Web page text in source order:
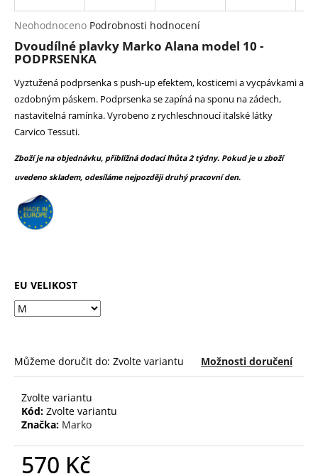
Průměrné
hodnocení
produktu
je
0,0
5
hvězdiček.
Neohodnoceno Podrobnosti hodnocení
Dvoudílné plavky Marko Alana model 10 -
PODPRSENKA
Vyztužená podprsenka s push-up efektem, kosticemi a vycpávkami a
ozdobným páskem. Podprsenka se zapíná na sponu na zádech,
nastavitelná ramínka. Vyrobeno z rychleschnoucí italské látky
Carvico Tessuti.
Zboží je na objednávku, přibližná dodací lhůta 2 týdny. Pokud je u zboží
uvedeno skladem, odesíláme nejpozději druhý pracovní den.
EU VELIKOST
Můžeme doručit do: Zvolte variantu Možnosti doručení
Zvolte variantu
Kód: Zvolte variantu
Značka: Marko
570 Kč
o
p
o
r
č
u
j
e
m
e